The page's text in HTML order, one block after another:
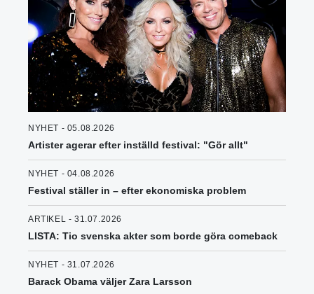
NYHET - 05.08.2026
Artister agerar efter inställd festival: "Gör allt"
NYHET - 04.08.2026
Festival ställer in – efter ekonomiska problem
ARTIKEL - 31.07.2026
LISTA: Tio svenska akter som borde göra comeback
NYHET - 31.07.2026
Barack Obama väljer Zara Larsson